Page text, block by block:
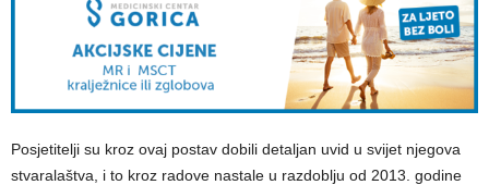
Posjetitelji su kroz ovaj postav dobili detaljan uvid u svijet njegova
stvaralaštva, i to kroz radove nastale u razdoblju od 2013. godine